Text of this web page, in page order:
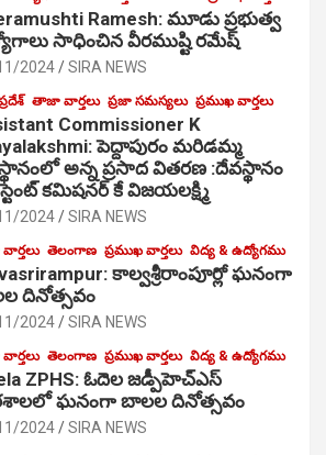
Ramesh: మూడు ప్రభుత్వ
సాధించిన వీరముష్టి రమేష్
2024 SIRA NEWS
తాజా వార్తలు ప్రజా సమస్యలు ప్రముఖ వార్తలు
Commissioner K
పెద్దాపురం మరిడమ్మ
అన్న ప్రసాద వితరణ :దేవస్థానం
కమిషనర్ కే విజయలక్ష్మి
2024 SIRA NEWS
తెలంగాణ ప్రముఖ వార్తలు విద్య & ఉద్యోగము
కాల్వశ్రీరాంపూర్లో ఘనంగా
దినోత్సవం
2024 SIRA NEWS
తెలంగాణ ప్రముఖ వార్తలు విద్య & ఉద్యోగము
ZPHS: ఓదెల జ‌డ్పీహెచ్ఎస్
ఘనంగా బాలల దినోత్సవం
2024 SIRA NEWS